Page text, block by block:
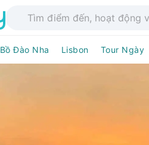
Bồ Đào Nha Lisbon Tour Ngày